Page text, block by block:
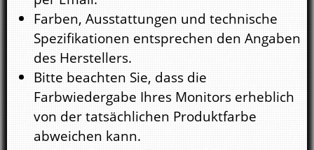
Farben, Ausstattungen und technische
Spezifikationen entsprechen den Angaben
des Herstellers.
Bitte beachten Sie, dass die
Farbwiedergabe Ihres Monitors erheblich
von der tatsächlichen Produktfarbe
abweichen kann.